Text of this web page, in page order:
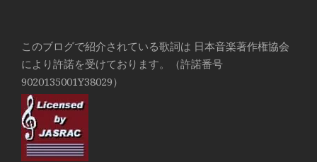
このブログで紹介されている歌詞は 日本音楽著作権協会
により許諾を受けております。（許諾番号
9020135001Y38029）